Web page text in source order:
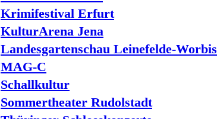
Krimifestival Erfurt
KulturArena Jena
Landesgartenschau Leinefelde-Worbis
MAG-C
Schallkultur
Sommertheater Rudolstadt